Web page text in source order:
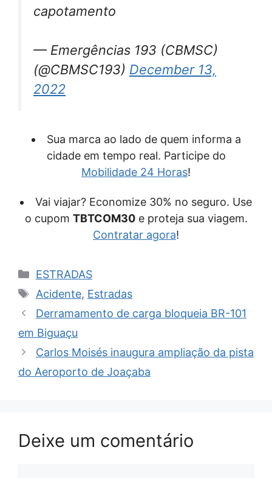
capotamento
— Emergências 193 (CBMSC)
(@CBMSC193) December 13,
2022
Sua marca ao lado de quem informa a
cidade em tempo real. Participe do
Mobilidade 24 Horas!
Vai viajar? Economize 30% no seguro. Use
o cupom TBTCOM30e proteja sua viagem.
Contratar agora!
Categorias
ESTRADAS
Tags
Acidente, Estradas
Derramamento de carga bloqueia BR-101
em Biguaçu
Carlos Moisés inaugura ampliação da pista
do Aeroporto de Joaçaba
Deixe um comentário